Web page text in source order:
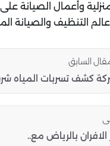
وأعمال الصيانة
التنظيف والصيانة
السابق
كشف تسربات المياه
بالرياض مع..